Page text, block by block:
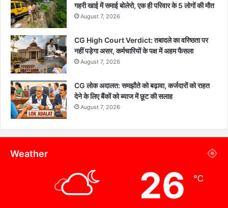
गहरी खाई में समाई बोलेरो, एक ही परिवार के 5 लोगों की मौत
August 7, 2026
CG High Court Verdict: तबादले का वरिष्ठता पर
नहीं पड़ेगा असर, कर्मचारियों के पक्ष में अहम फैसला
August 7, 2026
CG लोक अदालत: समझौते को बढ़ावा, कर्जदारों को राहत
देने के लिए बैंकों को ब्याज में छूट की सलाह
August 7, 2026
Weather
26 ℃